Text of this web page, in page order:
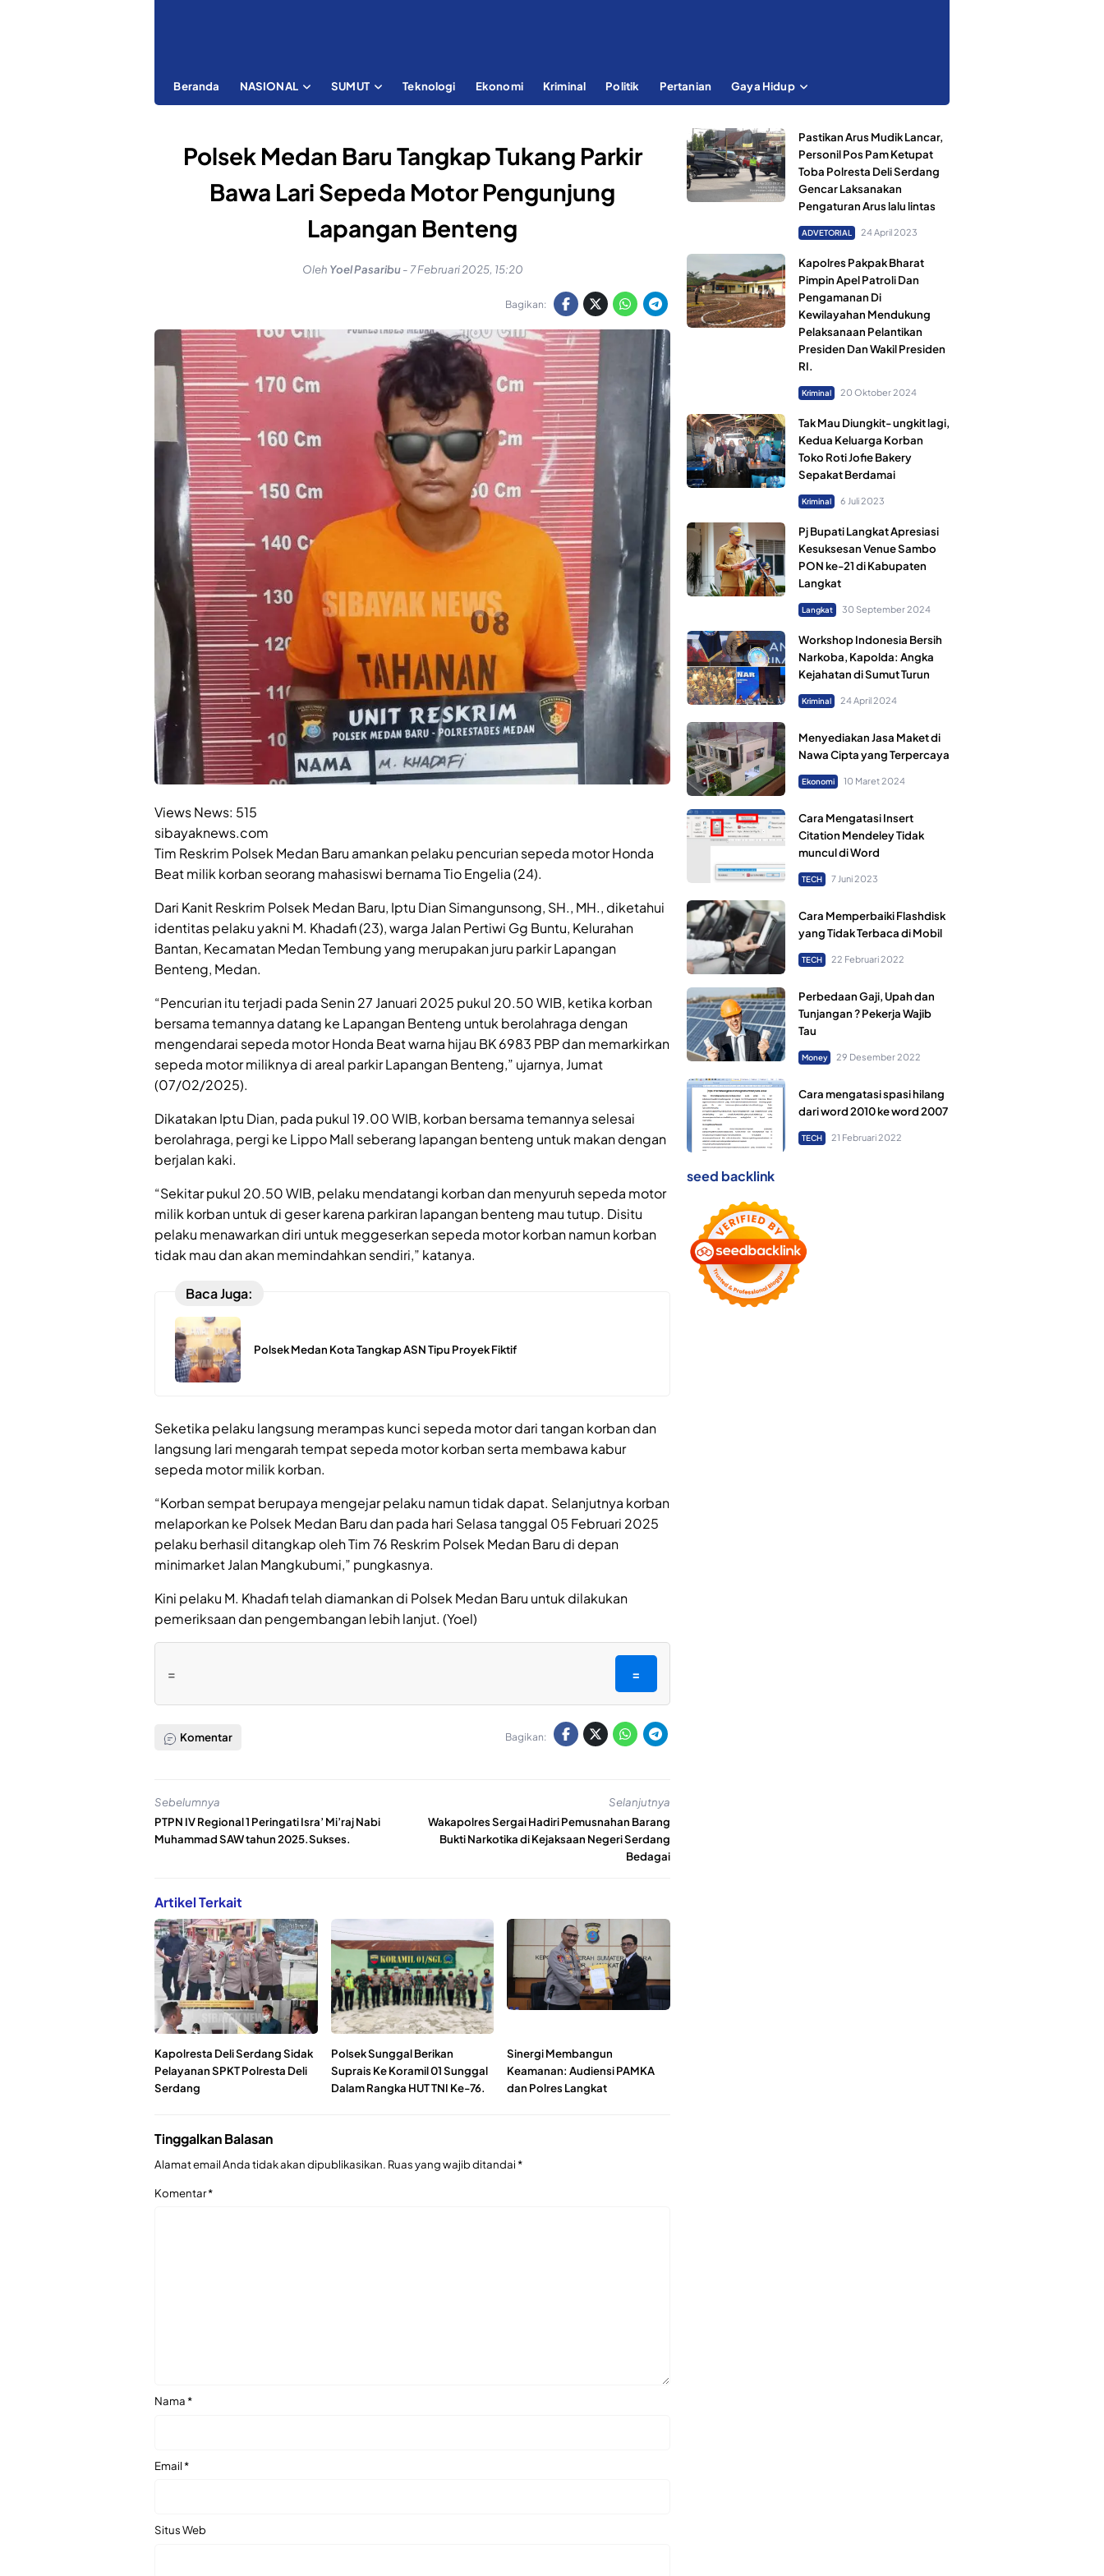
Beranda NASIONAL SUMUT Teknologi Ekonomi Kriminal Politik Pertanian Gaya Hidup
Polsek Medan Baru Tangkap Tukang Parkir
Bawa Lari Sepeda Motor Pengunjung
Lapangan Benteng
Oleh Yoel Pasaribu - 7 Februari 2025, 15:20
Bagikan:
Views News: 515
sibayaknews.com
Tim Reskrim Polsek Medan Baru amankan pelaku pencurian sepeda motor Honda
Beat milik korban seorang mahasiswi bernama Tio Engelia (24).
Dari Kanit Reskrim Polsek Medan Baru, Iptu Dian Simangunsong, SH., MH., diketahui
identitas pelaku yakni M. Khadafi (23), warga Jalan Pertiwi Gg Buntu, Kelurahan
Bantan, Kecamatan Medan Tembung yang merupakan juru parkir Lapangan
Benteng, Medan.
“Pencurian itu terjadi pada Senin 27 Januari 2025 pukul 20.50 WIB, ketika korban
bersama temannya datang ke Lapangan Benteng untuk berolahraga dengan
mengendarai sepeda motor Honda Beat warna hijau BK 6983 PBP dan memarkirkan
sepeda motor miliknya di areal parkir Lapangan Benteng,” ujarnya, Jumat
(07/02/2025).
Dikatakan Iptu Dian, pada pukul 19.00 WIB, korban bersama temannya selesai
berolahraga, pergi ke Lippo Mall seberang lapangan benteng untuk makan dengan
berjalan kaki.
“Sekitar pukul 20.50 WIB, pelaku mendatangi korban dan menyuruh sepeda motor
milik korban untuk di geser karena parkiran lapangan benteng mau tutup. Disitu
pelaku menawarkan diri untuk meggeserkan sepeda motor korban namun korban
tidak mau dan akan memindahkan sendiri,” katanya.
Baca Juga:
Polsek Medan Kota Tangkap ASN Tipu Proyek Fiktif
Seketika pelaku langsung merampas kunci sepeda motor dari tangan korban dan
langsung lari mengarah tempat sepeda motor korban serta membawa kabur
sepeda motor milik korban.
“Korban sempat berupaya mengejar pelaku namun tidak dapat. Selanjutnya korban
melaporkan ke Polsek Medan Baru dan pada hari Selasa tanggal 05 Februari 2025
pelaku berhasil ditangkap oleh Tim 76 Reskrim Polsek Medan Baru di depan
minimarket Jalan Mangkubumi,” pungkasnya.
Kini pelaku M. Khadafi telah diamankan di Polsek Medan Baru untuk dilakukan
pemeriksaan dan pengembangan lebih lanjut. (Yoel)
= =
Komentar Bagikan:
Sebelumnya
PTPN IV Regional 1 Peringati Isra’ Mi’raj Nabi
Muhammad SAW tahun 2025.Sukses.
Selanjutnya
Wakapolres Sergai Hadiri Pemusnahan Barang
Bukti Narkotika di Kejaksaan Negeri Serdang
Bedagai
Artikel Terkait
Kapolresta Deli Serdang Sidak
Pelayanan SPKT Polresta Deli
Serdang
Polsek Sunggal Berikan
Suprais Ke Koramil 01 Sunggal
Dalam Rangka HUT TNI Ke-76.
Sinergi Membangun
Keamanan: Audiensi PAMKA
dan Polres Langkat
Tinggalkan Balasan
Alamat email Anda tidak akan dipublikasikan. Ruas yang wajib ditandai*
Komentar*
Nama*
Email*
Situs Web
Pastikan Arus Mudik Lancar,
Personil Pos Pam Ketupat
Toba Polresta Deli Serdang
Gencar Laksanakan
Pengaturan Arus lalu lintas
ADVETORIAL 24 April 2023
Kapolres Pakpak Bharat
Pimpin Apel Patroli Dan
Pengamanan Di
Kewilayahan Mendukung
Pelaksanaan Pelantikan
Presiden Dan Wakil Presiden
RI.
Kriminal 20 Oktober 2024
Tak Mau Diungkit- ungkit lagi,
Kedua Keluarga Korban
Toko Roti Jofie Bakery
Sepakat Berdamai
Kriminal 6 Juli 2023
Pj Bupati Langkat Apresiasi
Kesuksesan Venue Sambo
PON ke-21 di Kabupaten
Langkat
Langkat 30 September 2024
Workshop Indonesia Bersih
Narkoba, Kapolda: Angka
Kejahatan di Sumut Turun
Kriminal 24 April 2024
Menyediakan Jasa Maket di
Nawa Cipta yang Terpercaya
Ekonomi 10 Maret 2024
Cara Mengatasi Insert
Citation Mendeley Tidak
muncul di Word
TECH 7 Juni 2023
Cara Memperbaiki Flashdisk
yang Tidak Terbaca di Mobil
TECH 22 Februari 2022
Perbedaan Gaji, Upah dan
Tunjangan ? Pekerja Wajib
Tau
Money 29 Desember 2022
Cara mengatasi spasi hilang
dari word 2010 ke word 2007
TECH 21 Februari 2022
seed backlink